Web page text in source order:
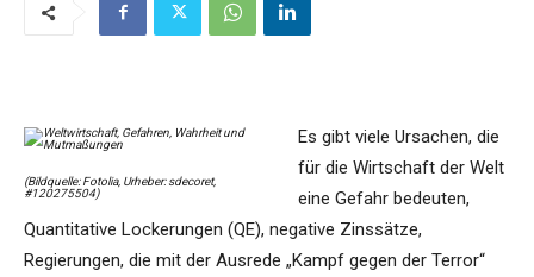
(Bildquelle: Fotolia, Urheber: sdecoret,
#120275504)
Es gibt viele Ursachen, die
für die Wirtschaft der Welt
eine Gefahr bedeuten,
Quantitative Lockerungen (QE), negative Zinssätze,
Regierungen, die mit der Ausrede „Kampf gegen der Terror“